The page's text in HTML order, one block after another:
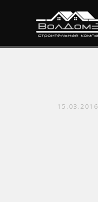
15.03.2016